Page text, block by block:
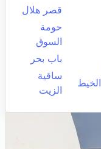
قصر هلال
حومة
السوق
باب بحر
ساقية
الزيت